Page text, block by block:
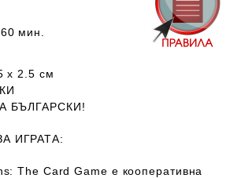
мин.
х 2.5 см
БЪЛГАРСКИ!
ИГРАТА:
The Card Game е кооперативна